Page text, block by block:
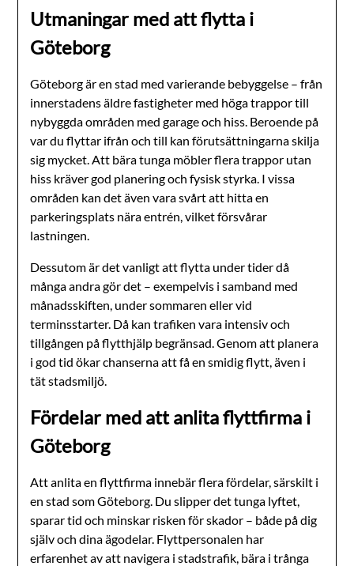
Utmaningar med att flytta i
Göteborg
Göteborg är en stad med varierande bebyggelse – från
innerstadens äldre fastigheter med höga trappor till
nybyggda områden med garage och hiss. Beroende på
var du flyttar ifrån och till kan förutsättningarna skilja
sig mycket. Att bära tunga möbler flera trappor utan
hiss kräver god planering och fysisk styrka. I vissa
områden kan det även vara svårt att hitta en
parkeringsplats nära entrén, vilket försvårar
lastningen.
Dessutom är det vanligt att flytta under tider då
många andra gör det – exempelvis i samband med
månadsskiften, under sommaren eller vid
terminsstarter. Då kan trafiken vara intensiv och
tillgången på flytthjälp begränsad. Genom att planera
i god tid ökar chanserna att få en smidig flytt, även i
tät stadsmiljö.
Fördelar med att anlita flyttfirma i
Göteborg
Att anlita en flyttfirma innebär flera fördelar, särskilt i
en stad som Göteborg. Du slipper det tunga lyftet,
sparar tid och minskar risken för skador – både på dig
själv och dina ägodelar. Flyttpersonalen har
erfarenhet av att navigera i stadstrafik, bära i trånga